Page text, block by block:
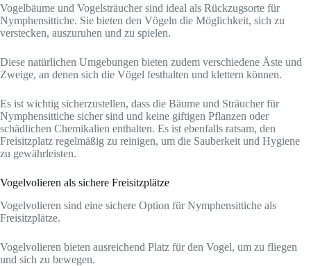
Vogelbäume und Vogelsträucher sind ideal als Rückzugsorte für
Nymphensittiche. Sie bieten den Vögeln die Möglichkeit, sich zu
verstecken, auszuruhen und zu spielen.
Diese natürlichen Umgebungen bieten zudem verschiedene Äste und
Zweige, an denen sich die Vögel festhalten und klettern können.
Es ist wichtig sicherzustellen, dass die Bäume und Sträucher für
Nymphensittiche sicher sind und keine giftigen Pflanzen oder
schädlichen Chemikalien enthalten. Es ist ebenfalls ratsam, den
Freisitzplatz regelmäßig zu reinigen, um die Sauberkeit und Hygiene
zu gewährleisten.
Vogelvolieren als sichere Freisitzplätze
Vogelvolieren sind eine sichere Option für Nymphensittiche als
Freisitzplätze.
Vogelvolieren bieten ausreichend Platz für den Vogel, um zu fliegen
und sich zu bewegen.